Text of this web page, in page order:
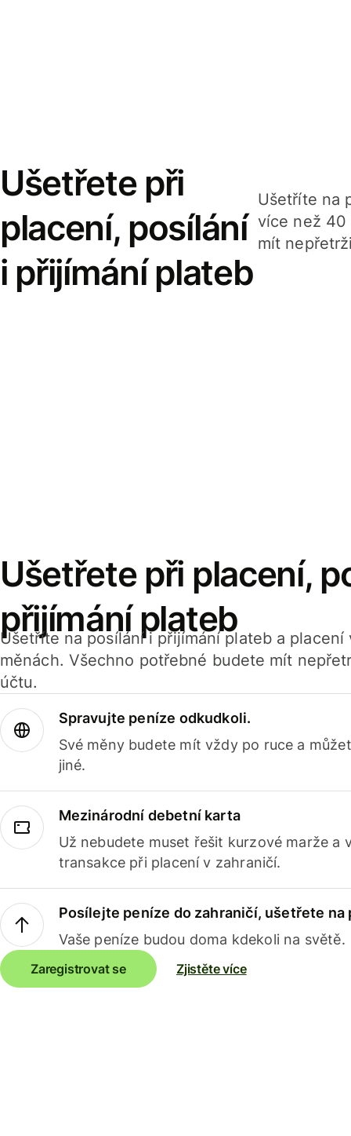
Ušetřete při
placení, posílání
i přijímání plateb
Ušetříte na
více než 40
mít
Ušetřete při placení,
přijímání plateb
Ušetříte na posílání i přijímání plateb a
měnách. Všechno potřebné budete mít
účtu.
Spravujte peníze odkudkoli.
Své měny budete mít vždy po ruce a
jiné.
Mezinárodní debetní karta
Už nebudete muset řešit kurzové marže a
transakce při placení v zahraničí.
Posílejte peníze do zahraničí, ušetřete na
Vaše peníze budou doma kdekoli na světě.
Zaregistrovat se Zjistěte více